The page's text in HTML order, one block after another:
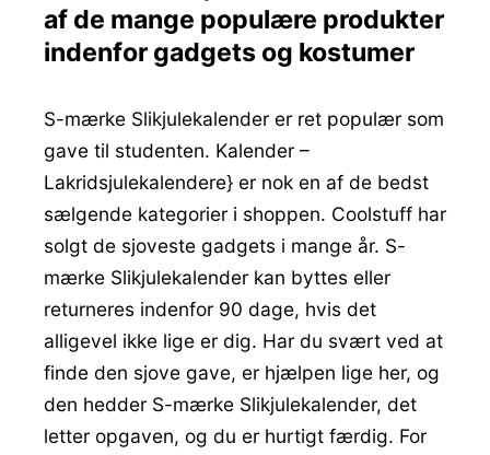
af de mange populære produkter
indenfor gadgets og kostumer
S-mærke Slikjulekalender er ret populær som
gave til studenten. Kalender –
Lakridsjulekalendere} er nok en af de bedst
sælgende kategorier i shoppen. Coolstuff har
solgt de sjoveste gadgets i mange år. S-
mærke Slikjulekalender kan byttes eller
returneres indenfor 90 dage, hvis det
alligevel ikke lige er dig. Har du svært ved at
finde den sjove gave, er hjælpen lige her, og
den hedder S-mærke Slikjulekalender, det
letter opgaven, og du er hurtigt færdig. For